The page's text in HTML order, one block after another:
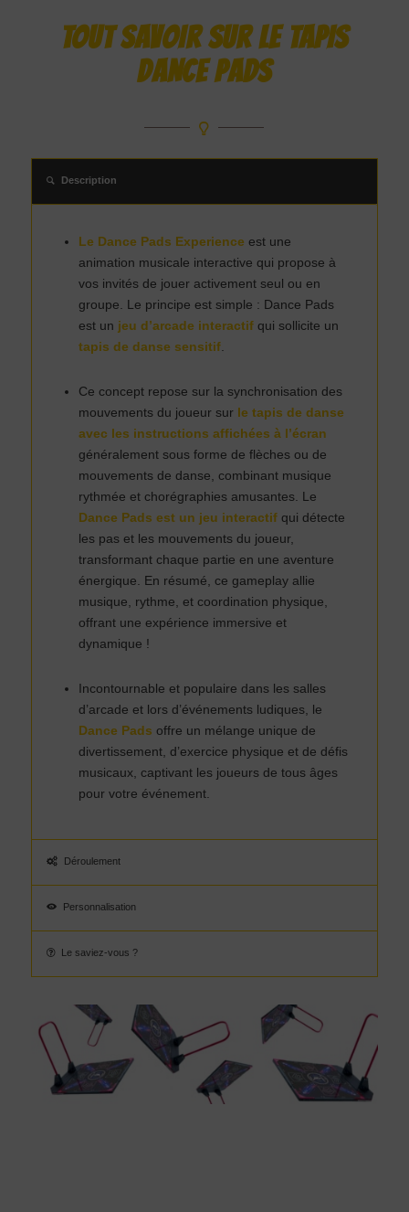
TOUT SAVOIR SUR LE TAPIS
DANCE PADS
Description
Le Dance Pads Experience est une
animation musicale interactive qui propose à
vos invités de jouer activement seul ou en
groupe. Le principe est simple : Dance Pads
est un jeu d’arcade interactifqui sollicite un
tapis de danse sensitif.
Ce concept repose sur la synchronisation des
mouvements du joueur sur le tapis de danse
avec les instructions affichées à l’écran
généralement sous forme de flèches ou de
mouvements de danse, combinant musique
rythmée et chorégraphies amusantes. Le
Dance Pads est un jeu interactifqui détecte
les pas et les mouvements du joueur,
transformant chaque partie en une aventure
énergique. En résumé, ce gameplay allie
musique, rythme, et coordination physique,
offrant une expérience immersive et
dynamique !
Incontournable et populaire dans les salles
d’arcade et lors d’événements ludiques, le
Dance Pads offre un mélange unique de
divertissement, d’exercice physique et de défis
musicaux, captivant les joueurs de tous âges
pour votre événement.
Déroulement
Personnalisation
Le saviez-vous ?